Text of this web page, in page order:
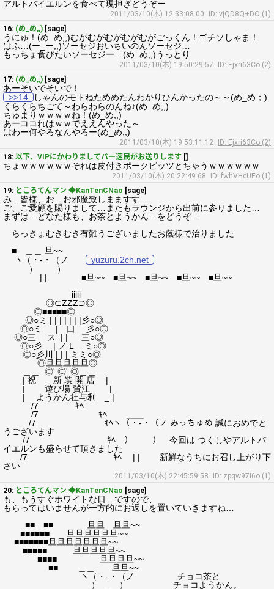
アルトバイエルンを食べて現担ぎどうぞー
2011/03/10(木) 12:33:08.00
ID: vjQD8Q+DO (1)
16: (め_め,,) [sage]
うにゅ！(め_め,,)むがむがむがむがむがごっくん！ゴチソしゃま！
はふ…(ー_ー,,)ソーセジおいちいのんソーセジ…
もっちょ食びたいソーセジー…(め_め,,)うっとり
2011/03/10(木) 19:50:29.57
ID: Ejxri63Co (2)
17: (め_め,,) [sage]
あーそいでそいで！
>>14
しゃんのモトねためめたんわかりひんかったの～～(め_め；)
くらくらちごて～わらわらのんね♪(め_め,,)
ちゅまりｗｗｗｗね！(め_め,,)
あーココれはｗｗでええんやった～
はわー何やろなんやろー(め_め,,)
2011/03/10(木) 19:53:11.12
ID: Ejxri63Co (2)
18: 以下、VIPにかわりましてパー速民がお送りします []
ちょｗｗｗｗｗｗそれは皮付きポークビッツとちゃうｗｗｗｗｗｗ
2011/03/10(木) 20:22:49.68
ID: fwhVHcUEo (1)
19: ところてんマン ◆KanTenCNao [sage]
み…皆様、お…お邪魔致しまますす…
ご、ご愛顧を賜りまして…またもラウンジから出前に参りました…
まずは…どなた様も、お茶とようかん…をどうぞ…
らっきょむきむき有難うございましたお蔭様で治りました
■ ＿＿ 旦~~
ヽ（・‐・（ノ
yuzuru.2ch.net
） ）
| | ■旦~~ ■旦~~ ■旦~~ ■旦~~ ■旦~~
iiiii
◎⊂ZZZ⊃◎
◎■■■■■◎
◎○ミ.|.|.|.|.|.|.|彡○◎
◎○ミ | 口 彡○◎
◎○三 ス .| | 三○◎
◎○彡 | ノ L ミ○◎
◎○彡川.|.|.|.ミミ○◎
◎旦旦旦旦旦◎
＿＿_◎' ◎' ◎＿＿__
| 祝 新 装 開 店 |
| 遊び場 賛江 |
| ようかん社与利 _.|
￣/7￣￣￣￣ ｷﾍ￣
/7 ｷﾍ ＿＿
/7 ｷﾍヽ（・‐・（ノ みっちゅめ 誠におめでと
うございます
/7 ｷﾍ ） ） 今回は つくしやアルトバ
イエルンも盛らせて頂きました
/7 ｷﾍ | | 新鮮なうちにお召し上がり下
さい
2011/03/10(木) 22:45:59.58
ID: zpqw97i6o (1)
20: ところてんマン ◆KanTenCNao [sage]
も、もうすぐホワイトな日…ですので、
もらってはいませんが一方的にお返しを置いていきますね…
■■ ■■ 旦旦 旦旦~~
■■■■■■ 旦旦旦旦旦旦~~
■■■■■■■旦旦旦旦旦旦旦~~
■■■■■ 旦旦旦旦旦~~
■■■■ 旦旦旦旦~~
■■ ＿＿ 旦旦~~
ヽ（・‐・（ノ チョコ茶と
） ） チョコようかん。